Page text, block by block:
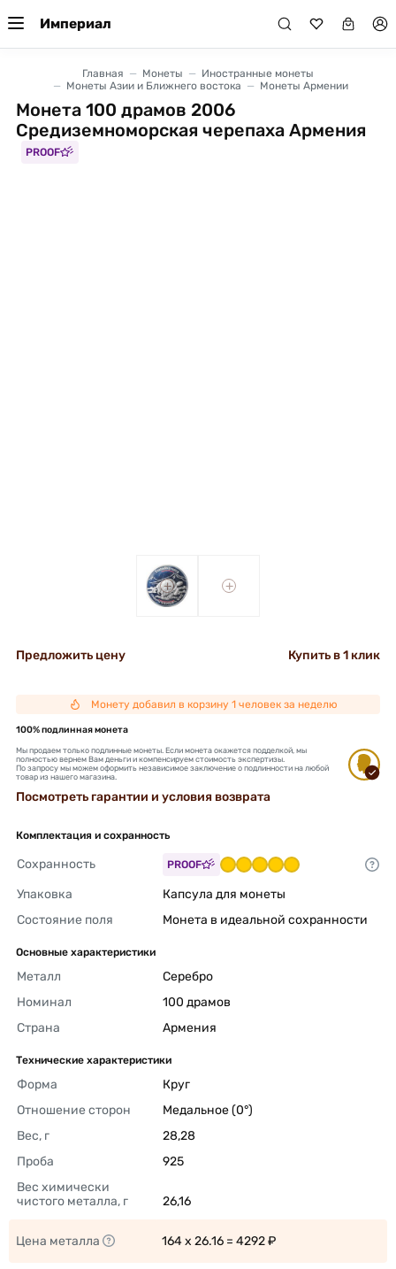
Империал
Главная Монеты
Иностранные монеты
Монеты Азии и Ближнего востока
Монеты Армении
Монета 100 драмов 2006
Средиземноморская черепаха Армения
PROOF
+ +
Предложить цену Купить в 1 клик
Монету добавил в корзину 1 человек за неделю
100% подлинная монета
Мы продаем только подлинные монеты. Если монета окажется подделкой, мы
полностью вернем Вам деньги и компенсируем стоимость экспертизы.
По запросу мы можем оформить независимое заключение о подлинности на любой
товар из нашего магазина.
Посмотреть гарантии и условия возврата
Комплектация и сохранность
Сохранность PROOF
Упаковка
Капсула для монеты
Состояние поля
Монета в идеальной сохранности
Основные характеристики
Металл
Серебро
Номинал
100 драмов
Страна
Армения
Технические характеристики
Форма
Круг
Отношение сторон
Медальное (0°)
Вес, г
28,28
Проба
925
Вес химически
чистого металла, г
26,16
Цена металла 164 x 26.16 = 4292 ₽